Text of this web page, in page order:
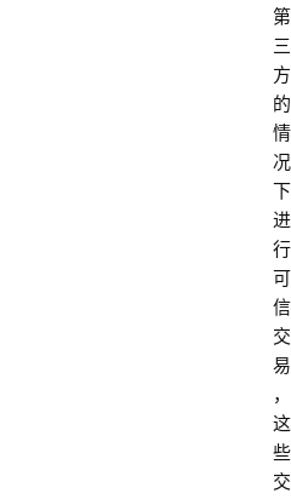
第
三
方
的
情
况
下
进
行
可
信
交
易
，
这
些
交